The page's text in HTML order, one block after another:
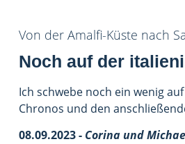
Von der Amalfi-Küste nach
Noch auf der
Ich schwebe noch ein wenig
Chronos und den
08.09.2023 - Corina und